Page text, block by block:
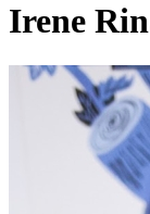
Irene